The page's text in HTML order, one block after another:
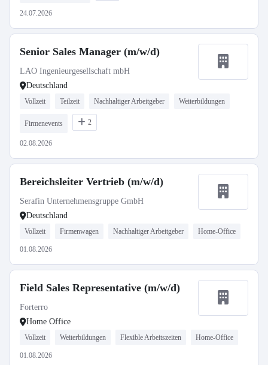
24.07.2026
Senior Sales Manager (m/w/d)
LAO Ingenieurgesellschaft mbH
Deutschland
Vollzeit Teilzeit Nachhaltiger Arbeitgeber Weiterbildungen
Firmenevents 2
02.08.2026
Bereichsleiter Vertrieb (m/w/d)
Serafin Unternehmensgruppe GmbH
Deutschland
Vollzeit Firmenwagen Nachhaltiger Arbeitgeber Home-Office
01.08.2026
Field Sales Representative (m/w/d)
Forterro
Home Office
Vollzeit Weiterbildungen Flexible Arbeitszeiten Home-Office
01.08.2026